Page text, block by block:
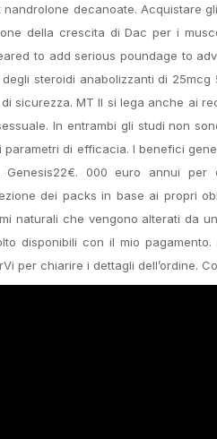
decanoate. Acquistare
della crescita di Dac per i
to add serious poundage to
steroidi anabolizzanti di
sicurezza. MT II si lega anche ai
In entrambi gli studi non
di efficacia. I benefici
Genesis22€. 000 euro annui
dei packs in base ai propri
naturali che vengono alterati da
disponibili con il mio
per chiarire i dettagli dell’ordine.